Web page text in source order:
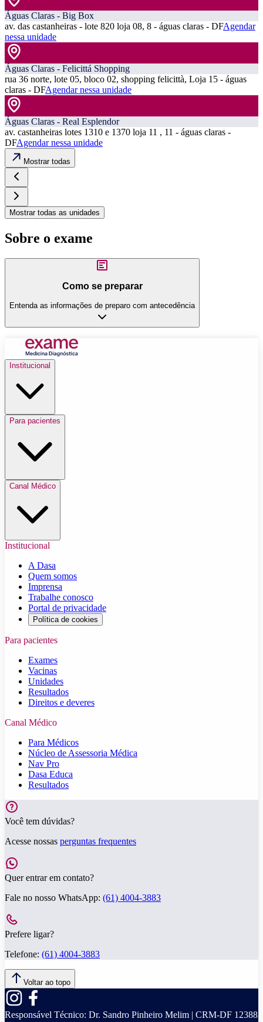
Águas Claras - Big Box
av. das castanheiras - lote 820 loja 08, 8 - águas claras - DFAgendar
nessa unidade
Águas Claras - Felicittá Shopping
rua 36 norte, lote 05, bloco 02, shopping felicittà, Loja 15 - águas
claras - DFAgendar nessa unidade
Águas Claras - Real Esplendor
av. castanheiras lotes 1310 e 1370 loja 11 , 11 - águas claras -
DFAgendar nessa unidade
Mostrar todas
Mostrar todas as unidades
Sobre o exame
Como se preparar
Entenda as informações de preparo com antecedência
Institucional
Para pacientes
Canal Médico
Institucional
A Dasa
Quem somos
Imprensa
Trabalhe conosco
Portal de privacidade
Política de cookies
Para pacientes
Exames
Vacinas
Unidades
Resultados
Direitos e deveres
Canal Médico
Para Médicos
Núcleo de Assessoria Médica
Nav Pro
Dasa Educa
Resultados
Você tem dúvidas?
Acesse nossas perguntas frequentes
Quer entrar em contato?
Fale no nosso WhatsApp: (61) 4004-3883
Prefere ligar?
Telefone: (61) 4004-3883
Voltar ao topo
Responsável Técnico: Dr. Sandro Pinheiro Melim | CRM-DF 12388